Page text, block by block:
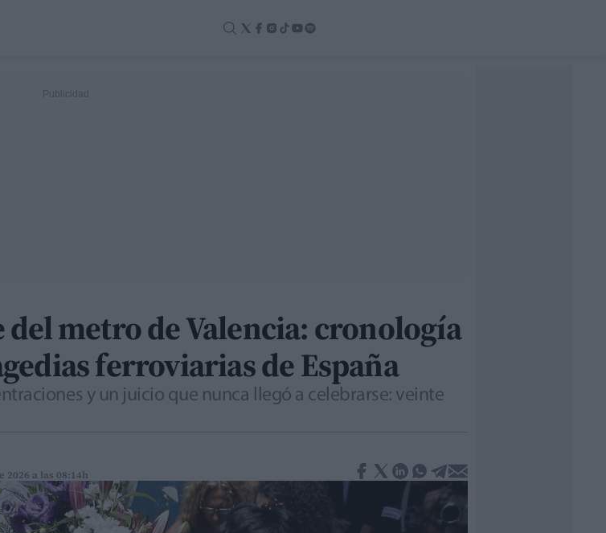
metro de Valencia: cronología
ferroviarias de España
y un juicio que nunca llegó a celebrarse: veinte
a las 08:14h